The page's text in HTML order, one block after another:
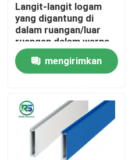
Rumah
Produk
Tampilan VR
Tentang kami
Langit-langit logam
yang digantung di
dalam ruangan/luar
ruangan dalam warna
merah anggur untuk
penggunaan dan
aplikasi serbaguna
mengirimkan